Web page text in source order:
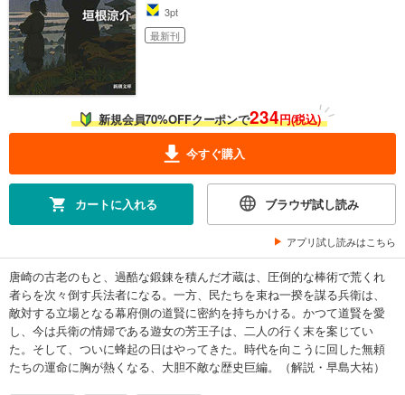
3pt
最新刊
新規会員70%OFFクーポンで234円(税込)
今すぐ購入
カートに入れる ブラウザ試し読み
アプリ試し読みはこちら
唐崎の古老のもと、過酷な鍛錬を積んだ才蔵は、圧倒的な棒術で荒くれ
者らを次々倒す兵法者になる。一方、民たちを束ね一揆を謀る兵衛は、
敵対する立場となる幕府側の道賢に密約を持ちかける。かつて道賢を愛
し、今は兵衛の情婦である遊女の芳王子は、二人の行く末を案じてい
た。そして、ついに蜂起の日はやってきた。時代を向こうに回した無頼
たちの運命に胸が熱くなる、大胆不敵な歴史巨編。（解説・早島大祐）